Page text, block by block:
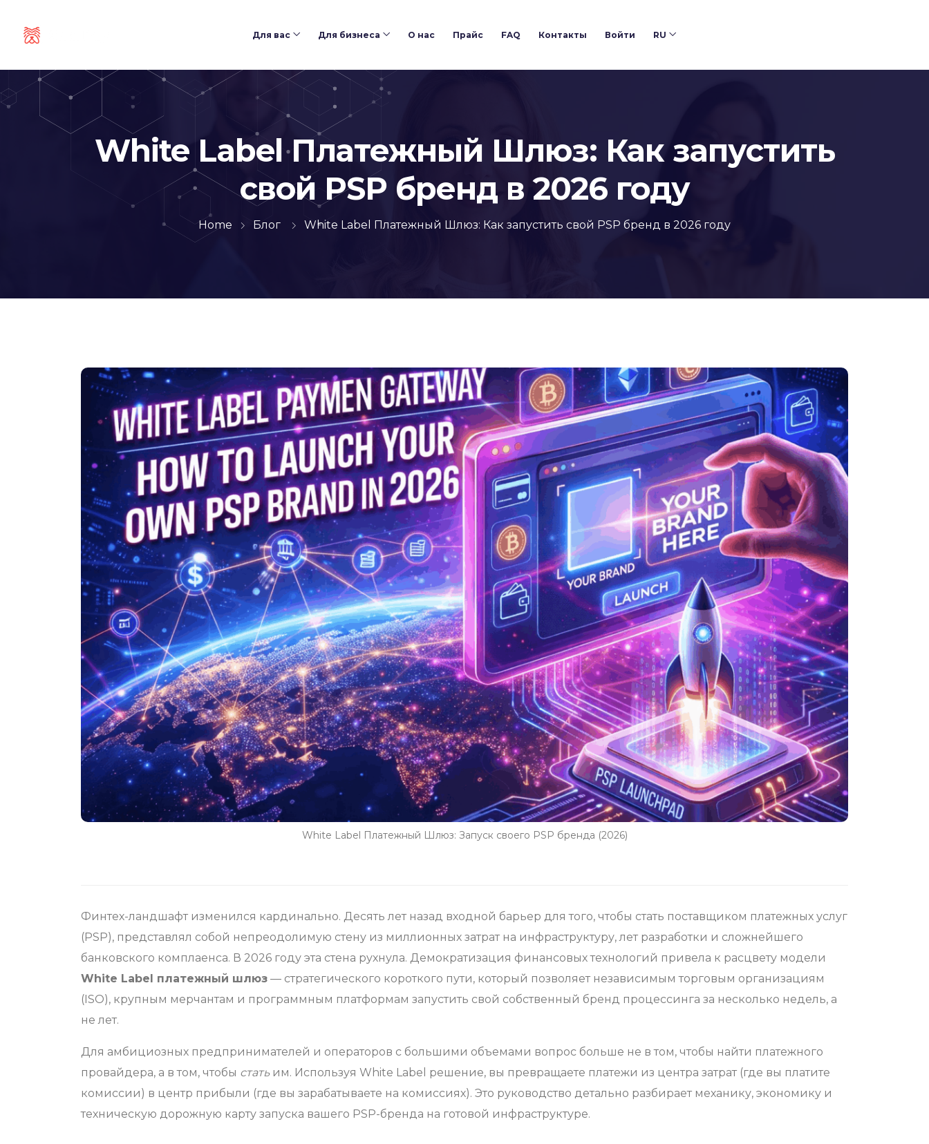
Для вас Для бизнеса О нас Прайс FAQ Контакты Войти RU
White Label Платежный Шлюз: Как запустить
свой PSP бренд в 2026 году
Home Блог White Label Платежный Шлюз: Как запустить свой PSP бренд в 2026 году
White Label Платежный Шлюз: Запуск своего PSP бренда (2026)
Финтех-ландшафт изменился кардинально. Десять лет назад входной барьер для того, чтобы стать поставщиком платежных услуг
(PSP), представлял собой непреодолимую стену из миллионных затрат на инфраструктуру, лет разработки и сложнейшего
банковского комплаенса. В 2026 году эта стена рухнула. Демократизация финансовых технологий привела к расцвету модели
White Label платежный шлюз — стратегического короткого пути, который позволяет независимым торговым организациям
(ISO), крупным мерчантам и программным платформам запустить свой собственный бренд процессинга за несколько недель, а
не лет.
Для амбициозных предпринимателей и операторов с большими объемами вопрос больше не в том, чтобы найти платежного
провайдера, а в том, чтобы статьим. Используя White Label решение, вы превращаете платежи из центра затрат (где вы платите
комиссии) в центр прибыли (где вы зарабатываете на комиссиях). Это руководство детально разбирает механику, экономику и
техническую дорожную карту запуска вашего PSP-бренда на готовой инфраструктуре.